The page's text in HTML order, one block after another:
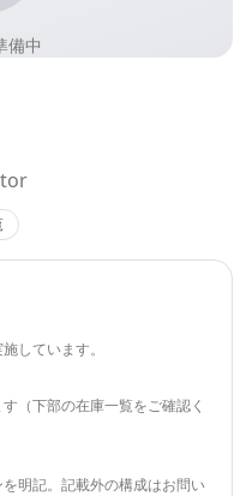
備中
しています。
（下部の在庫一覧をご確認く
明記。記載外の構成はお問い